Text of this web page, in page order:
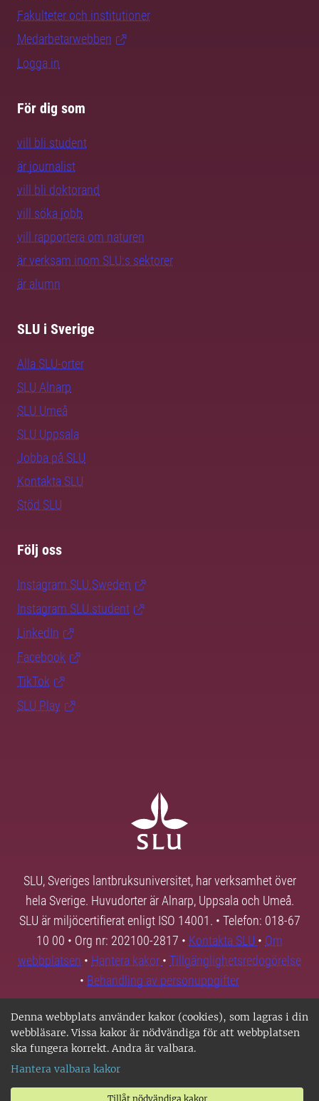
Denna webbplats använder kakor (cookies), som lagras i din
webbläsare. Vissa kakor är nödvändiga för att webbplatsen
ska fungera korrekt. Andra är valbara.
Hantera valbara kakor
Tillåt nödvändiga kakor
Fakulteter och institutioner
Medarbetarwebben
Logga in
För dig som
vill bli student
är journalist
vill bli doktorand
vill söka jobb
vill rapportera om naturen
är verksam inom SLU:s sektorer
är alumn
SLU i Sverige
Alla SLU-orter
SLU Alnarp
SLU Umeå
SLU Uppsala
Jobba på SLU
Kontakta SLU
Stöd SLU
Följ oss
Instagram SLU.Sweden
Instagram SLU.student
LinkedIn
Facebook
TikTok
SLU Play
SLU, Sveriges lantbruksuniversitet, har verksamhet över
hela Sverige. Huvudorter är Alnarp, Uppsala och Umeå.
SLU är miljöcertifierat enligt ISO 14001. • Telefon: 018-67
10 00 • Org nr: 202100-2817 • Kontakta SLU • Om
webbplatsen • Hantera kakor • Tillgänglighetsredogörelse
• Behandling av personuppgifter